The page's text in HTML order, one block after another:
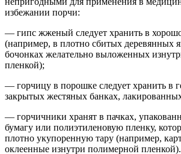
избежании порчи:
— гипс жженый следует хранить в
(например, в плотно сбитых деревянных
бочонках желательно выложенных
пленкой);
— горчицу в порошке следует хранить в
закрытых жестяных банках,
— горчичники хранят в пачках,
бумагу или полиэтиленовую пленку,
плотно укупоренную тару (например,
оклеенные изнутри полимерной пленкой).